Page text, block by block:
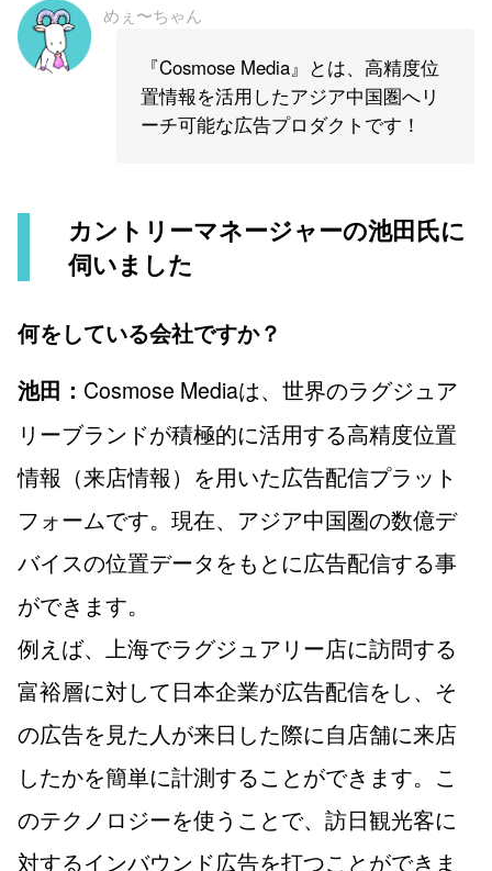
めぇ〜ちゃん
『Cosmose Media』とは、高精度位
置情報を活用したアジア中国圏へリ
ーチ可能な広告プロダクトです！
カントリーマネージャーの池田氏に
伺いました
何をしている会社ですか？
池田： Cosmose Mediaは、世界のラグジュア
リーブランドが積極的に活用する高精度位置
情報（来店情報）を用いた広告配信プラット
フォームです。現在、アジア中国圏の数億デ
バイスの位置データをもとに広告配信する事
ができます。
例えば、上海でラグジュアリー店に訪問する
富裕層に対して日本企業が広告配信をし、そ
の広告を見た人が来日した際に自店舗に来店
したかを簡単に計測することができます。こ
のテクノロジーを使うことで、訪日観光客に
対するインバウンド広告を打つことができま